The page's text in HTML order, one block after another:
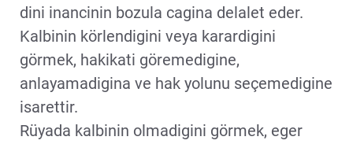
dini inancinin bozula cagina delalet eder.
Kalbinin körlendigini veya karardigini
görmek, hakikati göremedigine,
anlayamadigina ve hak yolunu seçemedigine
isarettir.
Rüyada kalbinin olmadigini görmek, eger